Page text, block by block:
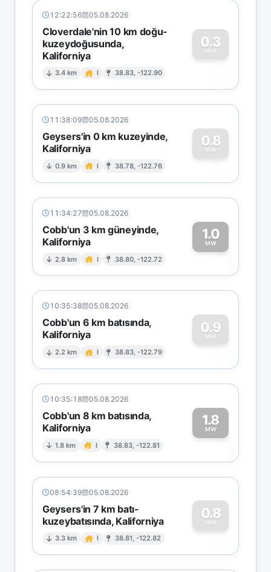
12:22:56 05.08.2026
Cloverdale'nin 10 km doğu-
kuzeydoğusunda,
Kaliforniya
3.4 km I 38.83, -122.90
0.3
MW
0
11:38:09 05.08.2026
Geysers'in 0 km kuzeyinde,
Kaliforniya
0.9 km I 38.78, -122.76
0.8
MW
0
11:34:27 05.08.2026
Cobb'un 3 km güneyinde,
Kaliforniya
2.8 km I 38.80, -122.72
1.0
MW1
10:35:38 05.08.2026
Cobb'un 6 km batısında,
Kaliforniya
2.2 km I 38.83, -122.79
0.9
MW
0
10:35:18 05.08.2026
Cobb'un 8 km batısında,
Kaliforniya
1.8 km I 38.83, -122.81
1.8
MW1
08:54:39 05.08.2026
Geysers'in 7 km batı-
kuzeybatısında, Kaliforniya
3.3 km I 38.81, -122.82
0.8
MW
0